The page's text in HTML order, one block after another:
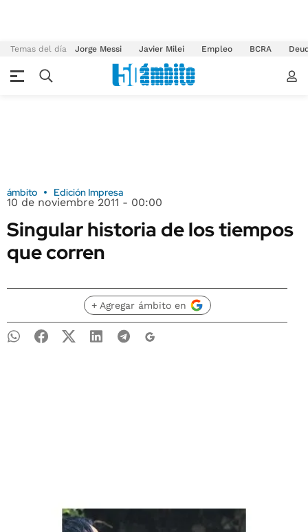
Temas del día Jorge Messi Javier Milei Empleo BCRA
ámbito Edición Impresa
10 de noviembre 2011 - 00:00
Singular historia de los tiempos
que corren
+ Agregar ámbito en